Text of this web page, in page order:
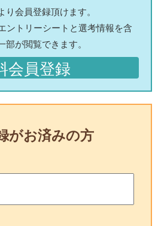
り会員登録頂けます。
ントリーシートと選考情報を含
部が閲覧できます。
会員登録
がお済みの方